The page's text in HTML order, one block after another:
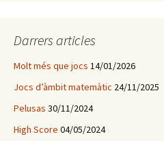
:Darrers articles
Molt més que jocs 14/01/2026
Jocs d’àmbit matemàtic 24/11/2025
Pelusas 30/11/2024
High Score 04/05/2024